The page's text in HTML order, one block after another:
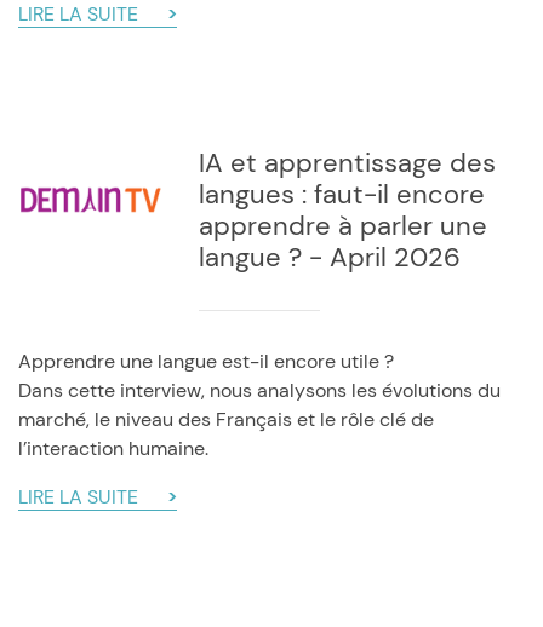
LIRE LA SUITE
IA et apprentissage des
langues : faut-il encore
apprendre à parler une
langue ? - April 2026
Apprendre une langue est-il encore utile ?
Dans cette interview, nous analysons les évolutions du
marché, le niveau des Français et le rôle clé de
l’interaction humaine.
LIRE LA SUITE